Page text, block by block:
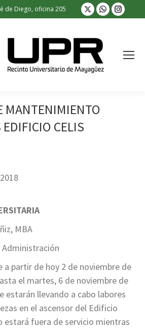
de Diego, oficina 205
X
page
opens
in
new
window
Whatsapp
pagepage
in
new
MANTENIMIENTO
CELIS
MBA
a partir de hoy 2 de noviembre de
el martes, 6 de noviembre de
estarán llevando a cabo labores
en el ascensor del Edificio
estará fuera de servicio mientras